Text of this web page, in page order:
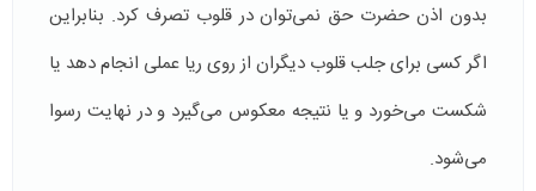
بدون اذن حضرت حق نمی‌توان در قلوب تصرف کرد. بنابراین
اگر کسی برای جلب قلوب دیگران از روی ریا عملی انجام دهد یا
شکست می‌خورد و یا نتیجه معکوس می‌گیرد و در نهایت رسوا
می‌شود.